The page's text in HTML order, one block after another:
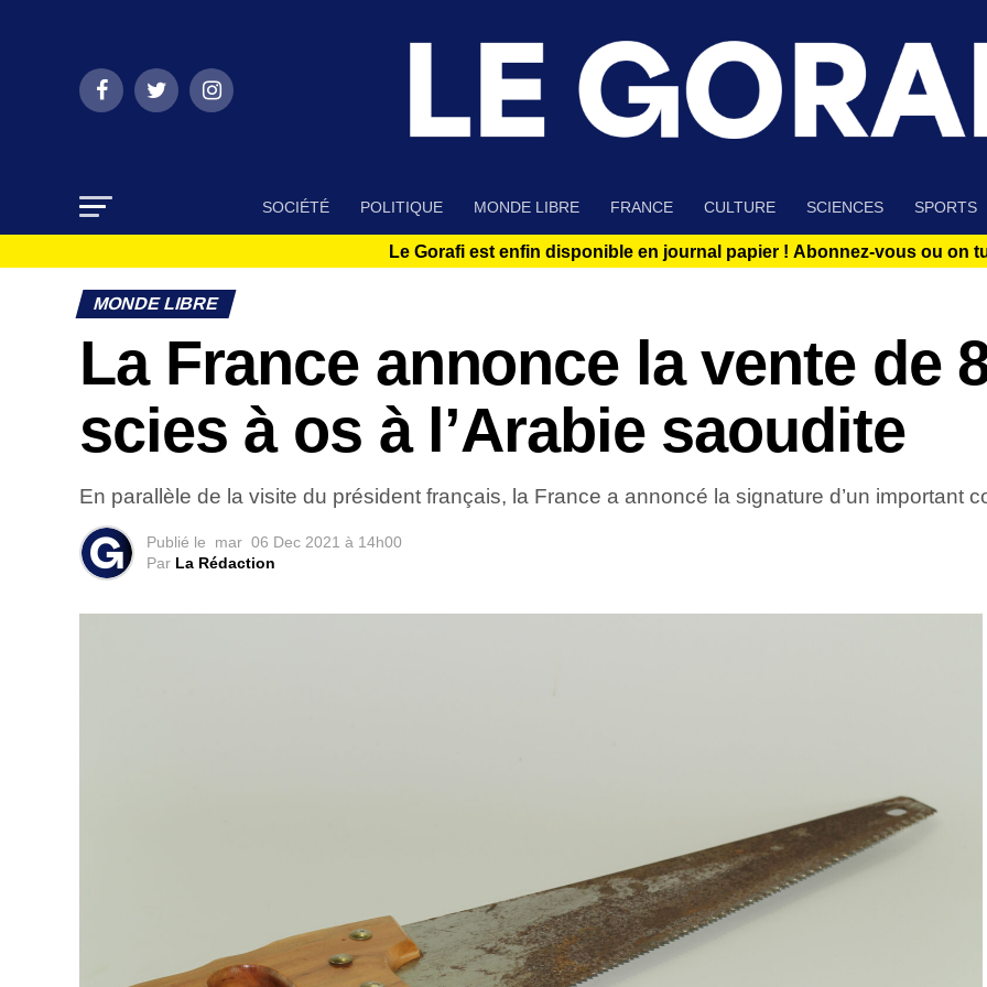
SOCIÉTÉ POLITIQUE MONDE LIBRE FRANCE CULTURE SCIENCES SPORTS
Le Gorafi est enfin disponible en journal papier ! Abonnez-vous ou on
MONDE LIBRE
La France annonce la vente de
scies à os à l’Arabie saoudite
En parallèle de la visite du président français, la France a annoncé la signature d’un important
Publié le mar 06 Dec 2021 à 14h00
Par La Rédaction